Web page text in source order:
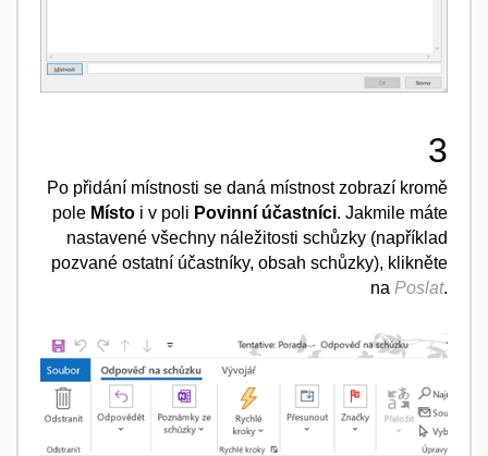
3
Po přidání místnosti se daná místnost zobrazí kromě
pole Místo i v poli Povinní účastníci. Jakmile máte
nastavené všechny náležitosti schůzky (například
pozvané ostatní účastníky, obsah schůzky), klikněte
na Poslat.